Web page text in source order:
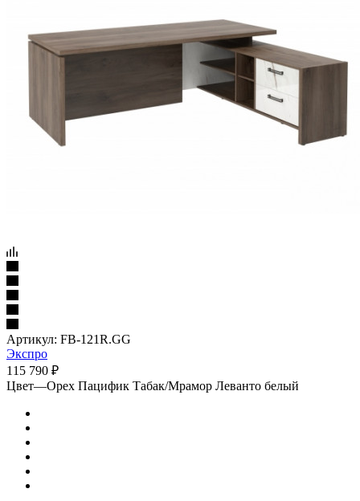
Артикул: FB-121R.GG
Экспро
115 790 ₽
Цвет—Орех Пацифик Табак/Мрамор Леванто белый